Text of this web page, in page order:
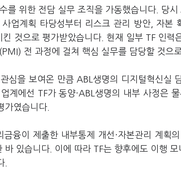
를 위한 전담 실무 조직을 가동했습니다. 당
업계획 타당성부터 리스크 관리 방안, 자본
것으로 평가받았습니다. 현재 일부 TF 인력
전 과정에 걸쳐 핵심 실무를 담당할 것으
심을 보여온 만큼 ABL생명의 디지털혁신실
계에선 TF가 동양·ABL생명의 내부 사정은
가였습니다.
융이 제출한 내부통제 개선·자본관리 계획
있습니다. 이에 따라 TF는 향후에도 이행 모
.